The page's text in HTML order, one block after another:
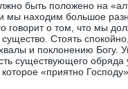
быть положено на
мы находим большое
говорит о том, что мы
Стоять
и поклонению Богу.
существующего обряда
которое «приятно